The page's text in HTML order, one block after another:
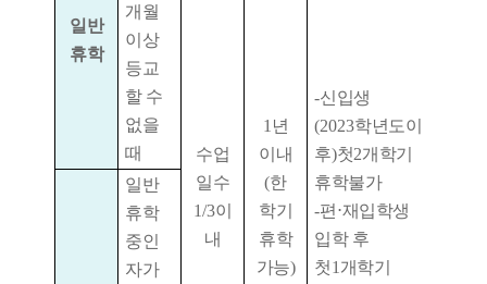
일반
휴학
개월
이상
등교
할 수
없을
때
수업
일수
1/3이
내
1 년
이내
(한
학기
휴학
가능)
-신입생
(2023학년도이
후)첫2개학기
휴학불가
-편 ⋅재입학생
입학 후
첫1 개학기
일반
휴학
중인
자가